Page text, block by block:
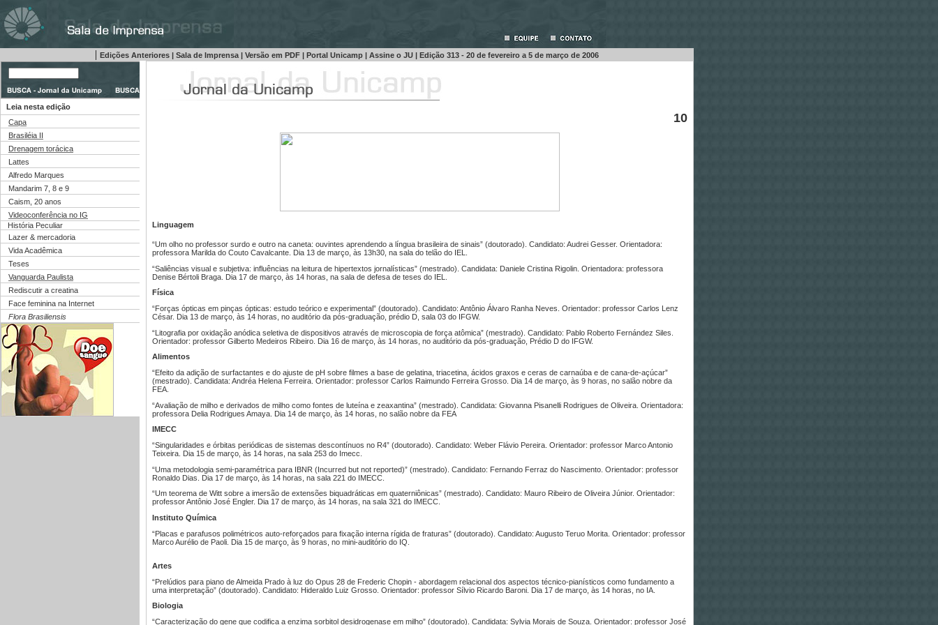
| Edições Anteriores | Sala de Imprensa | Versão em PDF | Portal Unicamp | Assine o JU | Edição 313 - 20 de fevereiro a 5 de março de 2006
Leia nesta edição
Capa
Brasiléia II
Drenagem torácica
Lattes
Alfredo Marques
Mandarim 7, 8 e 9
Caism, 20 anos
Videoconferência no IG
História Peculiar
Lazer & mercadoria
Vida Acadêmica
Teses
Vanguarda Paulista
Rediscutir a creatina
Face feminina na Internet
Flora Brasiliensis
10
Linguagem
“Um olho no professor surdo e outro na caneta: ouvintes aprendendo a língua brasileira de sinais” (doutorado). Candidato: Audrei Gesser. Orientadora:
professora Marilda do Couto Cavalcante. Dia 13 de março, às 13h30, na sala do telão do IEL.
“Saliências visual e subjetiva: influências na leitura de hipertextos jornalísticas” (mestrado). Candidata: Daniele Cristina Rigolin. Orientadora: professora
Denise Bértoli Braga. Dia 17 de março, às 14 horas, na sala de defesa de teses do IEL.
Física
“Forças ópticas em pinças ópticas: estudo teórico e experimental” (doutorado). Candidato: Antônio Álvaro Ranha Neves. Orientador: professor Carlos Lenz
César. Dia 13 de março, às 14 horas, no auditório da pós-graduação, prédio D, sala 03 do IFGW.
“Litografia por oxidação anódica seletiva de dispositivos através de microscopia de força atômica” (mestrado). Candidato: Pablo Roberto Fernández Siles.
Orientador: professor Gilberto Medeiros Ribeiro. Dia 16 de março, às 14 horas, no auditório da pós-graduação, Prédio D do IFGW.
Alimentos
“Efeito da adição de surfactantes e do ajuste de pH sobre filmes a base de gelatina, triacetina, ácidos graxos e ceras de carnaúba e de cana-de-açúcar”
(mestrado). Candidata: Andréa Helena Ferreira. Orientador: professor Carlos Raimundo Ferreira Grosso. Dia 14 de março, às 9 horas, no salão nobre da
FEA.
“Avaliação de milho e derivados de milho como fontes de luteína e zeaxantina” (mestrado). Candidata: Giovanna Pisanelli Rodrigues de Oliveira. Orientadora:
professora Delia Rodrigues Amaya. Dia 14 de março, às 14 horas, no salão nobre da FEA
IMECC
“Singularidades e órbitas periódicas de sistemas descontínuos no R4” (doutorado). Candidato: Weber Flávio Pereira. Orientador: professor Marco Antonio
Teixeira. Dia 15 de março, às 14 horas, na sala 253 do Imecc.
“Uma metodologia semi-paramétrica para IBNR (Incurred but not reported)” (mestrado). Candidato: Fernando Ferraz do Nascimento. Orientador: professor
Ronaldo Dias. Dia 17 de março, às 14 horas, na sala 221 do IMECC.
“Um teorema de Witt sobre a imersão de extensões biquadráticas em quaterniônicas” (mestrado). Candidato: Mauro Ribeiro de Oliveira Júnior. Orientador:
professor Antônio José Engler. Dia 17 de março, às 14 horas, na sala 321 do IMECC.
Instituto Química
“Placas e parafusos polimétricos auto-reforçados para fixação interna rígida de fraturas” (doutorado). Candidato: Augusto Teruo Morita. Orientador: professor
Marco Aurélio de Paoli. Dia 15 de março, às 9 horas, no mini-auditório do IQ.
Artes
“Prelúdios para piano de Almeida Prado à luz do Opus 28 de Frederic Chopin - abordagem relacional dos aspectos técnico-pianísticos como fundamento a
uma interpretação” (doutorado). Candidato: Hideraldo Luiz Grosso. Orientador: professor Sílvio Ricardo Baroni. Dia 17 de março, às 14 horas, no IA.
Biologia
“Caracterização do gene que codifica a enzima sorbitol desidrogenase em milho” (doutorado). Candidata: Sylvia Morais de Souza. Orientador: professor José